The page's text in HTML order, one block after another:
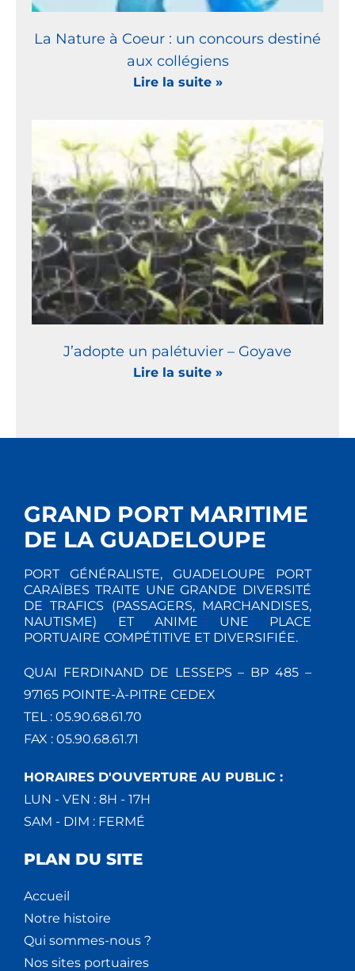
La Nature à Coeur : un concours destiné
aux collégiens
Lire la suite »
J’adopte un palétuvier – Goyave
Lire la suite »
GRAND PORT MARITIME
DE LA GUADELOUPE
PORT GÉNÉRALISTE, GUADELOUPE PORT
CARAÏBES TRAITE UNE GRANDE DIVERSITÉ
DE TRAFICS (PASSAGERS, MARCHANDISES,
NAUTISME) ET ANIME UNE PLACE
PORTUAIRE COMPÉTITIVE ET DIVERSIFIÉE.
QUAI FERDINAND DE LESSEPS – BP 485 –
97165 POINTE-À-PITRE CEDEX
TEL : 05.90.68.61.70
FAX : 05.90.68.61.71
HORAIRES D'OUVERTURE AU PUBLIC :
LUN - VEN : 8H - 17H
SAM - DIM : FERMÉ
PLAN DU SITE
Accueil
Notre histoire
Qui sommes-nous ?
Nos sites portuaires